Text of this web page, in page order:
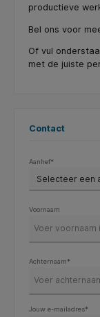
productieve
Bel ons voor
Of vul
met de juiste
Contact
Aanhef*
Voornaam
Achternaam*
Jouw e-mailadres*